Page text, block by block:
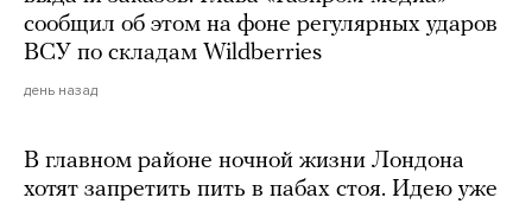
сообщил об этом на фоне регулярных ударов
ВСУ по складам Wildberries
день назад
В главном районе ночной жизни Лондона
хотят запретить пить в пабах стоя. Идею уже